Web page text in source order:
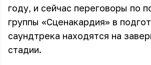
году, и сейчас переговоры по
группы «Сценакардия» в
саундтрека находятся на
стадии.